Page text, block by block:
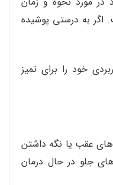
اگر به درستی پوشیده
خود را برای تمیز
عقب یا نگه داشتن
جلو در حال درمان